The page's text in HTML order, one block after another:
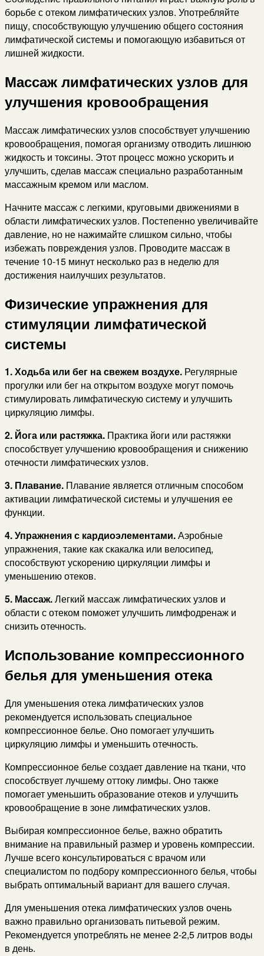
борьбе с отеком лимфатических узлов. Употребляйте
пищу, способствующую улучшению общего состояния
лимфатической системы и помогающую избавиться от
лишней жидкости.
Массаж лимфатических узлов для
улучшения кровообращения
Массаж лимфатических узлов способствует улучшению
кровообращения, помогая организму отводить лишнюю
жидкость и токсины. Этот процесс можно ускорить и
улучшить, сделав массаж специально разработанным
массажным кремом или маслом.
Начните массаж с легкими, круговыми движениями в
области лимфатических узлов. Постепенно увеличивайте
давление, но не нажимайте слишком сильно, чтобы
избежать повреждения узлов. Проводите массаж в
течение 10-15 минут несколько раз в неделю для
достижения наилучших результатов.
Физические упражнения для
стимуляции лимфатической
системы
1. Ходьба или бег на свежем воздухе. Регулярные
прогулки или бег на открытом воздухе могут помочь
стимулировать лимфатическую систему и улучшить
циркуляцию лимфы.
2. Йога или растяжка. Практика йоги или растяжки
способствует улучшению кровообращения и снижению
отечности лимфатических узлов.
3. Плавание. Плавание является отличным способом
активации лимфатической системы и улучшения ее
функции.
4. Упражнения с кардиоэлементами.Аэробные
упражнения, такие как скакалка или велосипед,
способствуют ускорению циркуляции лимфы и
уменьшению отеков.
5. Массаж.Легкий массаж лимфатических узлов и
области с отеком поможет улучшить лимфодренаж и
снизить отечность.
Использование компрессионного
белья для уменьшения отека
Для уменьшения отека лимфатических узлов
рекомендуется использовать специальное
компрессионное белье. Оно помогает улучшить
циркуляцию лимфы и уменьшить отечность.
Компрессионное белье создает давление на ткани, что
способствует лучшему оттоку лимфы. Оно также
помогает уменьшить образование отеков и улучшить
кровообращение в зоне лимфатических узлов.
Выбирая компрессионное белье, важно обратить
внимание на правильный размер и уровень компрессии.
Лучше всего консультироваться с врачом или
специалистом по подбору компрессионного белья, чтобы
выбрать оптимальный вариант для вашего случая.
Для уменьшения отека лимфатических узлов очень
важно правильно организовать питьевой режим.
Рекомендуется употреблять не менее 2-2,5 литров воды
в день.